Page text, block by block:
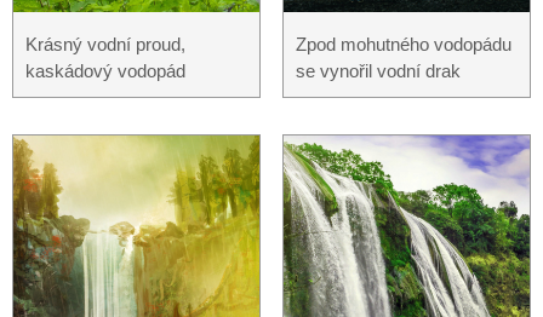
Krásný vodní proud,
kaskádový vodopád
Zpod mohutného vodopádu
se vynořil vodní drak